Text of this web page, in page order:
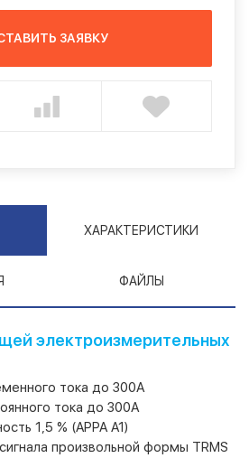
ЗАЯВКУ
ХАРАКТЕРИСТИКИ
ФАЙЛЫ
электроизмерительных
тока до 300А
тока до 300А
1,5 % (APPA A1)
произвольной формы TRMS